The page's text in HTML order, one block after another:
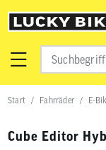
Start Fahrräder E-
Cube Editor